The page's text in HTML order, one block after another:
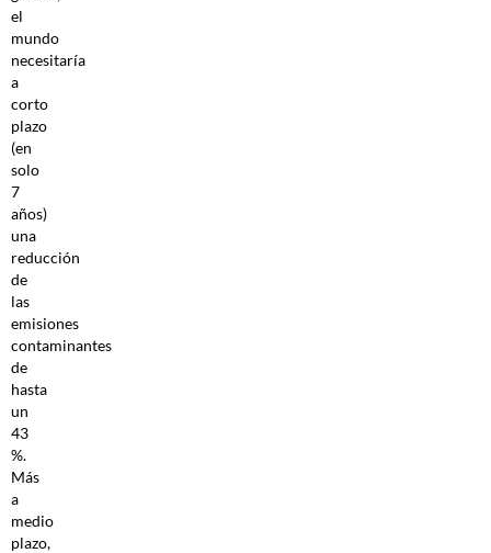
el
mundo
necesitaría
a
corto
plazo
(en
solo
7
años)
una
reducción
de
las
emisiones
contaminantes
de
hasta
un
43
%.
Más
a
medio
plazo,